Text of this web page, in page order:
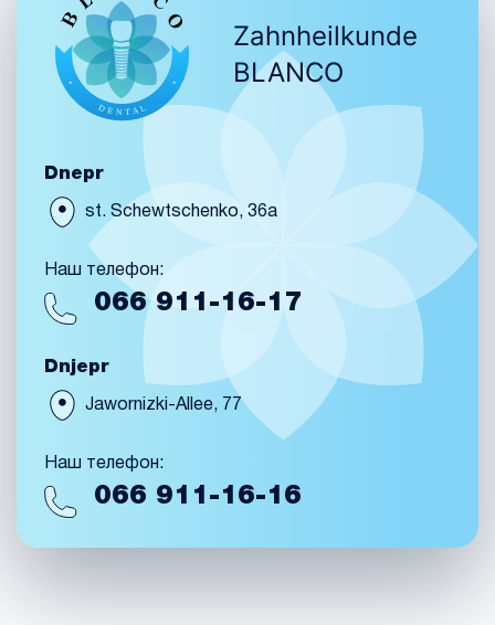
Zahnheilkunde
BLANCO
Dnepr
st. Schewtschenko, 36a
Наш телефон:
066911-16-17
Dnjepr
Jawornizki-Allee, 77
Наш телефон:
066 911-16-16